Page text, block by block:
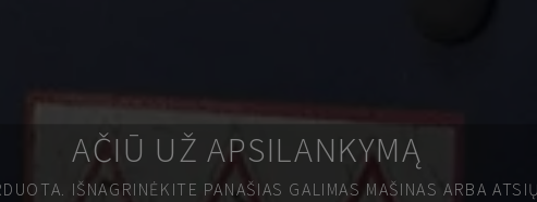
AČIŪ UŽ APSILANKYMĄ
IŠNAGRINĖKITE PANAŠIAS GALIMAS MAŠINAS ARBA